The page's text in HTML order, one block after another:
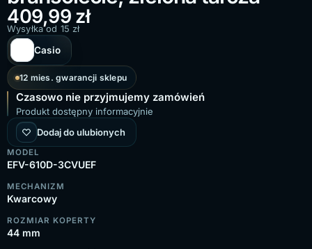
409,99 zł
Wysyłka od 15 zł
Casio
12 mies. gwarancji sklepu
Czasowo nie przyjmujemy zamówień
Produkt dostępny informacyjnie
Dodaj do ulubionych
MODEL
EFV-610D-3CVUEF
MECHANIZM
Kwarcowy
ROZMIAR KOPERTY
44 mm